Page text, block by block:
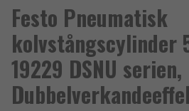
Festo Pneumatisk
kolvstångscylinder
19229 DSNU serien,